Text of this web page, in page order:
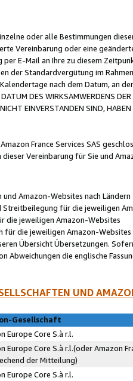
oder alle Bestimmungen
Vereinbarung oder eine
per E-Mail an Ihre zu diesem
der Standardvergütung im
nach dem Datum, an
DES WIRKSAMWERDENS
EINVERSTANDEN SIND,
France Services SAS
Vereinbarung für Sie und
Amazon-Websites nach Ländern
Streitbeilegung für die jeweiligen
die jeweiligen Amazon-Websites
für die jeweiligen Amazon-Websites
Übersicht Übersetzungen.
Abweichungen die englische
UND
Gesellschaft
Europe Core S.à r.l.
Europe Core S.à r.l.(oder Amazon
der Mitteilung)
Europe Core S.à r.l.